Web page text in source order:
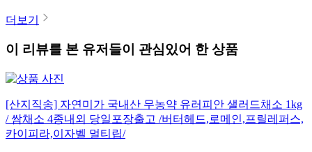
더보기
이 리뷰를 본 유저들이 관심있어 한 상품
[산지직송] 자연미가 국내산 무농약 유러피안 샐러드채소 1kg
/ 쌈채소 4종내외 당일포장출고 /버터헤드,로메인,프릴레퍼스,
카이피라,이자벨 멀티립/